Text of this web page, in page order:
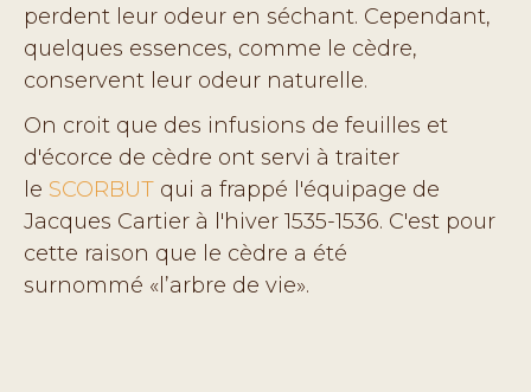
perdent leur odeur en séchant. Cependant,
quelques essences, comme le cèdre,
conservent leur odeur naturelle.
On croit que des infusions de feuilles et
d'écorce de cèdre ont servi à traiter
le SCORBUT qui a frappé l'équipage de
Jacques Cartier à l'hiver 1535-1536. C'est pour
cette raison que le cèdre a été
surnommé «l’arbre de vie».